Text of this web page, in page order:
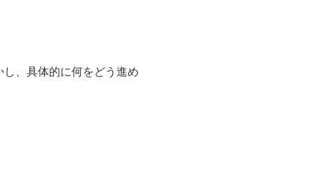
、具体的に何をどう進め